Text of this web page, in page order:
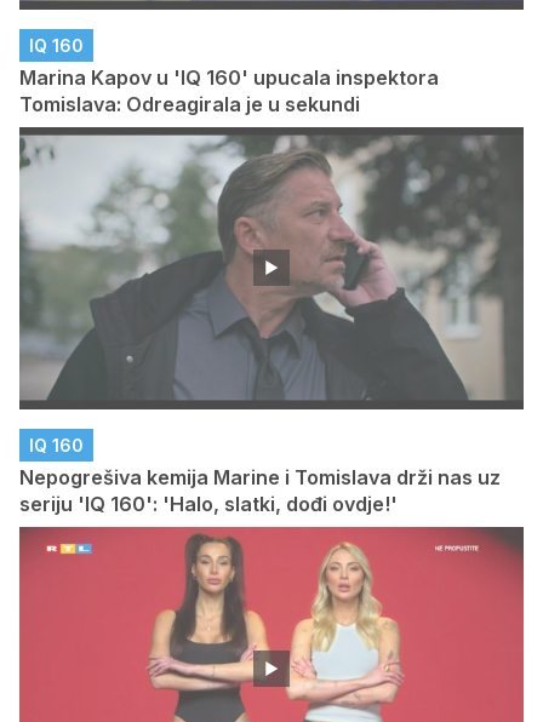
IQ 160
Marina Kapov u 'IQ 160' upucala inspektora
Tomislava: Odreagirala je u sekundi
IQ 160
Nepogrešiva kemija Marine i Tomislava drži nas uz
seriju 'IQ 160': 'Halo, slatki, dođi ovdje!'